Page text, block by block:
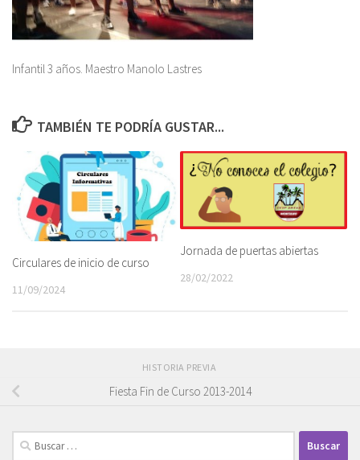
Infantil 3 años. Maestro Manolo Lastres
TAMBIÉN TE PODRÍA GUSTAR...
Circulares de inicio de curso
11/09/2024
Jornada de puertas abiertas
28/02/2022
HISTORIA PREVIA
Fiesta Fin de Curso 2013-2014
Buscar: